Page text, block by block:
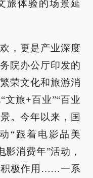
旅体验的场景延
，更是产业深度
院办公厅印发的
荣文化和旅游消
文旅+百业”“百业
。今年以来，国
“跟着电影品美
影消费年”活动，
积极作用……一系